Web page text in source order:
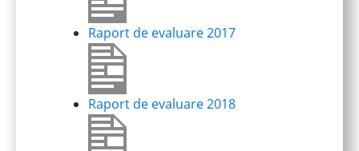
Raport de evaluare 2017
Raport de evaluare 2018